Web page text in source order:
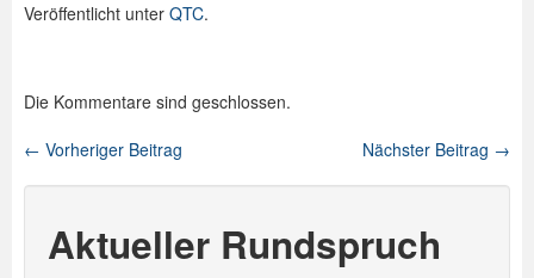
Veröffentlicht unter QTC.
Die Kommentare sind geschlossen.
Beitragsnavigation
Nächster Beitrag →
← Vorheriger Beitrag
Aktueller Rundspruch